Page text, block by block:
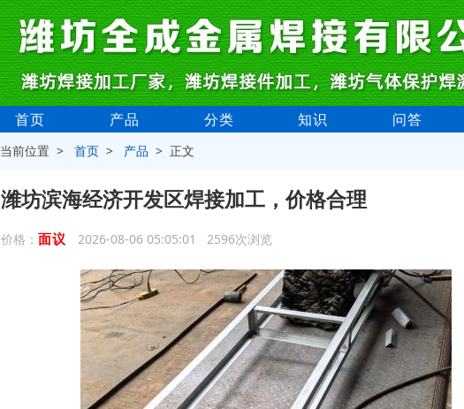
首页 产品 分类 知识 问答
当前位置 >首页 > 产品 > 正文
潍坊滨海经济开发区焊接加工，价格合理
价格： 面议 2026-08-06 05:05:01 2596次浏览